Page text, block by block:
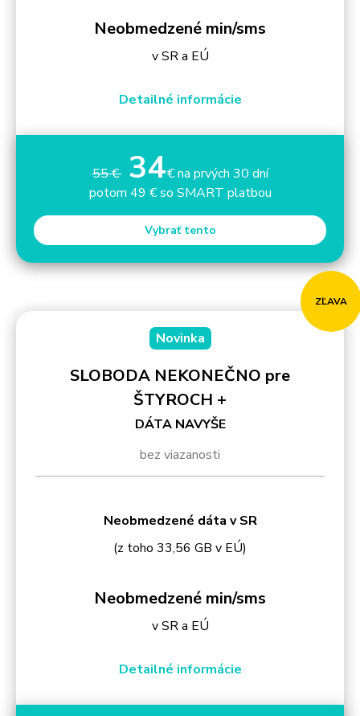
Neobmedzené min/sms
v SR a EÚ
Detailné informácie
55 € 34€ na prvých 30 dní
potom 49 € so SMART platbou
Vybrať tento
ZĽAVA
Novinka
SLOBODA NEKONEČNO pre
ŠTYROCH +
DÁTA NAVYŠE
bez viazanosti
Neobmedzené dáta v SR
(z toho 33,56 GB v EÚ)
Neobmedzené min/sms
v SR a EÚ
Detailné informácie